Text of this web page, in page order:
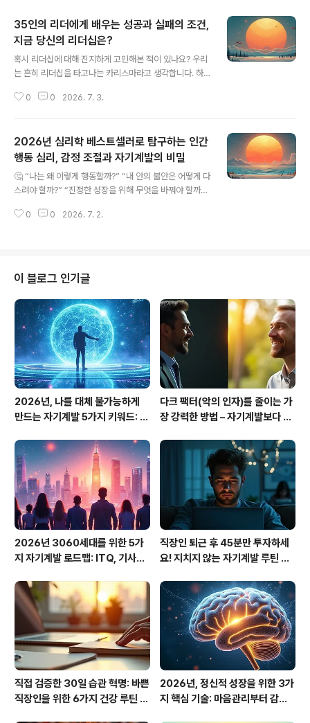
35인의 리더에게 배우는 성공과 실패의 조건,
지금 당신의 리더십은?
혹시 리더십에 대해 진지하게 고민해본 적이 있나요? 우리
는 흔히 리더십을 타고나는 카리스마라고 생각합니다. 하
과 자기 성찰이었다는 사실을 알고 계셨나요? 최근 큰 화제
개의 파트로 구성된 이 책은 권력의 탄생부터 리더의 최후
까지를 장대하게 다루며, 독자에게 깊은 통찰과 함께 강력
한 울림을 선사합니다. 왜 하필 35인일까요? 저자는 동서
양의 고대 제국 건설자부터 현대의 기업가까지, 인간이 가
택했습니다. 각 인물의 이야기는 마치 한 편의 드라마처럼
0 0 2026. 7. 3.
2026년 심리학 베스트셀러로 탐구하는 인간
행동 심리, 감정 조절과 자기계발의 비밀
🤔 “나는 왜 이렇게 행동할까?” “내 안의 불안은 어떻게 다
스려야 할까?” “진정한 성장을 위해 무엇을 바꿔야 할까?”
과 복잡한 감정의 파도 위에 서 있습니다. 기술은 편리함을
어줍니다. 특히 올해 출간된 여러 심리학 베스트셀러들은
인간 행동 심리의 깊은 수수께끼를 풀고, 감정 조절과 자기
계발의 구체적인 방법을 제시하며 독자들의 큰 주목을 받
고 있습니다. 이 글에서는 이 책들이 공통으로 말하는 핵심
지혜와 함께, 이를 나의 삶에 적용할 수 있는 실질적인 방법
을 깊이 있게 탐구해보..
0 0 2026. 7. 2.
이 블로그 인기글
2026년, 나를 대체 불가능하게
만드는 자기계발 5가지 키워드: A
다크 팩터(악의 인자)를 줄이는 가
장 강력한 방법 – 자기계발보다 중
2026년 3060세대를 위한 5가
지 자기계발 로드맵: ITQ, 기사시
계
직장인 퇴근 후 45분만 투자하세
요! 지치지 않는 자기계발 루틴 설
직접 검증한 30일 습관 혁명: 바쁜
직장인을 위한 6가지 건강 루틴 실
2026년, 정신적 성장을 위한 3가
지 핵심 기술: 마음관리부터 감정